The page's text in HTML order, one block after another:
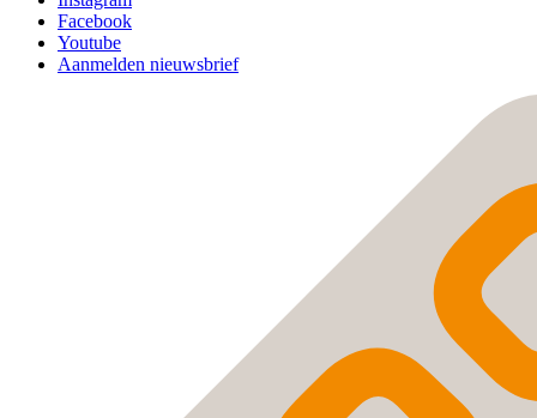
Facebook
Youtube
Aanmelden nieuwsbrief